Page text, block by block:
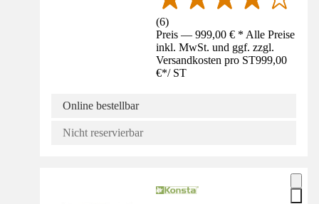
(6)
Preis — 999,00 € * Alle Preise
inkl. MwSt. und ggf. zzgl.
Versandkosten pro ST999,00
€*/ ST
Online bestellbar
Nicht reservierbar